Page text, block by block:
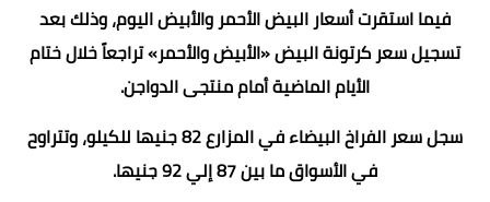
فيما استقرت أسعار البيض الأحمر والأبيض اليوم، وذلك بعد
تسجيل سعر كرتونة البيض «الأبيض والأحمر» تراجعاً خلال ختام
الأيام الماضية أمام منتجى الدواجن.
سجل سعر الفراخ البيضاء في المزارع 82 جنيها للكيلو، وتتراوح
في الأسواق ما بين 87 إلي 92 جنيها.